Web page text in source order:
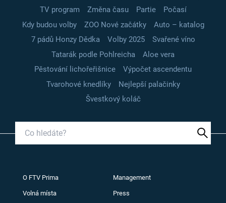
TV program
Změna času Partie
Počasí
Kdy budou volby
ZOO Nové začátky
Auto – katalog
7 pádů Honzy Dědka
Volby 2025
Svařené víno
Tatarák podle Pohlreicha
Aloe vera
Pěstování lichořeřišnice
Výpočet ascendentu
Tvarohové knedlíky
Nejlepší palačinky
Švestkový koláč
O FTV Prima Management
Volná místa Press